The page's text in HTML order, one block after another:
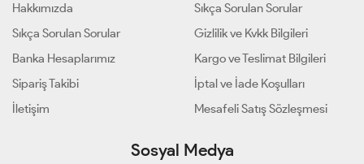
Hakkımızda
Sıkça Sorulan Sorular
Banka Hesaplarımız
Sipariş Takibi
İletişim
Sıkça Sorulan Sorular
Gizlilik ve Kvkk Bilgileri
Kargo ve Teslimat Bilgileri
İptal ve İade Koşulları
Mesafeli Satış Sözleşmesi
Sosyal Medya